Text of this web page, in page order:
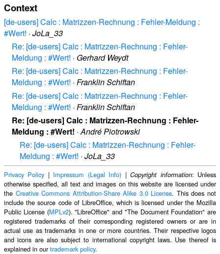
Context
[de-users] Calc : Matrizzen-Rechnung : Fehler-Meldung :
#Wert! · JoLa_33
Re: [de-users] Calc : Matrizzen-Rechnung : Fehler-
Meldung : #Wert! · Gerhard Weydt
Re: [de-users] Calc : Matrizzen-Rechnung : Fehler-
Meldung : #Wert! · Franklin Schiftan
Re: [de-users] Calc : Matrizzen-Rechnung : Fehler-
Meldung : #Wert! · Franklin Schiftan
Re: [de-users] Calc : Matrizzen-Rechnung : Fehler-
Meldung : #Wert! ·André Piotrowski
Re: [de-users] Calc : Matrizzen-Rechnung : Fehler-
Meldung : #Wert! · JoLa_33
Privacy Policy | Impressum (Legal Info) |Copyright information: Unless
otherwise specified, all text and images on this website are licensed under
the Creative Commons Attribution-Share Alike 3.0 License. This does not
include the source code of LibreOffice, which is licensed under the Mozilla
Public License (MPLv2). "LibreOffice" and "The Document Foundation" are
registered trademarks of their corresponding registered owners or are in
actual use as trademarks in one or more countries. Their respective logos
and icons are also subject to international copyright laws. Use thereof is
explained in ourtrademark policy.